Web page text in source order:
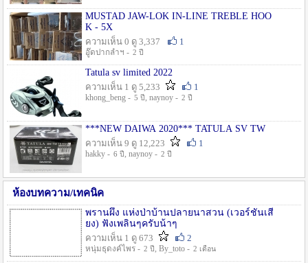
MUSTAD JAW-LOK IN-LINE TREBLE HOO
K - 5X
ความเห็น 0 ดู 3,337
1
อู๊ดปากลำฯ - 2 ปี
Tatula sv limited 2022
ความเห็น 1 ดู 5,233
1
khong_beng - 5 ปี , naynoy - 2 ปี
***NEW DAIWA 2020*** TATULA SV TW
ความเห็น 9 ดู 12,223
1
hakky - 6 ปี , naynoy - 2 ปี
ห้องบทความ/เทคนิค
พรานผึ้ง แห่งป่าบ้านปลายนาสวน (เวอร์ชั่นเสี
ยง) ฟังเพลินๆครับน้าๆ
ความเห็น 1 ดู 673
2
หนุ่มธุดงค์ไพร - 2 ปี , By_toto - 2 เดือน